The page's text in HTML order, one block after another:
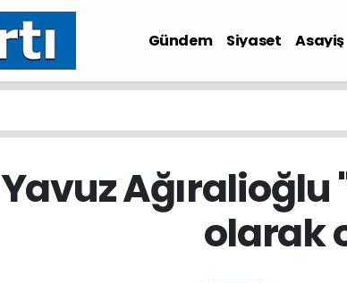
Gündem Siyaset Asayiş
Yavuz
olarak